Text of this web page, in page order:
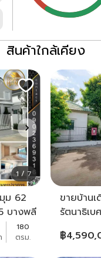
สินค้าใกล้เคียง
1 / 7
ม 62
บางพลี
180
ตรม.
ขายบ้าน
รัตนาธิเ
บ้านหลั
สีม่
฿